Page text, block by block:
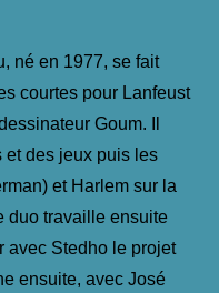
né en 1977, se fait
courtes pour Lanfeust
Goum. Il
et des jeux puis les
et Harlem sur la
duo travaille ensuite
avec Stedho le projet
ensuite, avec José